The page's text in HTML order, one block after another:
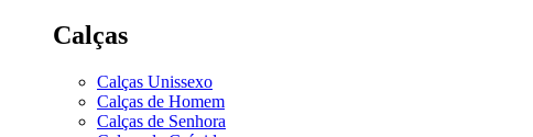
Calças
Calças Unissexo
Calças de Homem
Calças de Senhora